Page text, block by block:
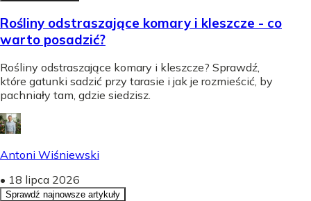
Rośliny odstraszające komary i kleszcze - co
warto posadzić?
Rośliny odstraszające komary i kleszcze? Sprawdź,
które gatunki sadzić przy tarasie i jak je rozmieścić, by
pachniały tam, gdzie siedzisz.
Antoni Wiśniewski
• 18 lipca 2026
Sprawdź najnowsze artykuły